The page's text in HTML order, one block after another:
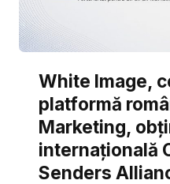
White Image,
platformă
Marketing,
internațională
Senders